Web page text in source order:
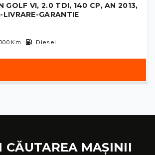
GOLF VI, 2.0 TDI, 140 CP, AN 2013,
LIVRARE-GARANTIE
Km Diesel
CĂUTAREA MAȘINII